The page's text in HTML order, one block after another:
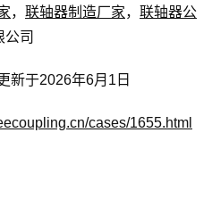
， 联轴器制造厂家， 联轴器公
司
新于2026年6月1日
cases/1655.html